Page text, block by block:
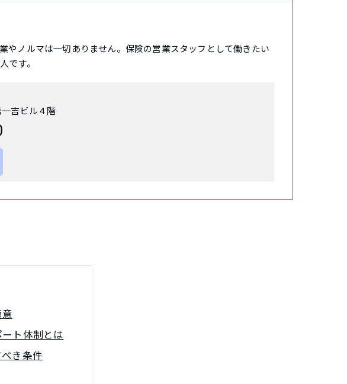
やノルマは一切ありません。保険の営業スタッフとして働きたい
です。
吉ビル４階
ト体制とは
き条件
る理由